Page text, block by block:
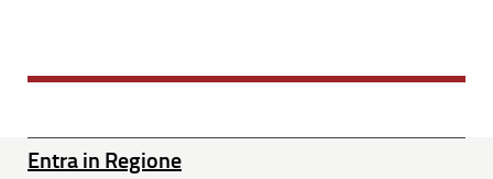
Entra in Regione